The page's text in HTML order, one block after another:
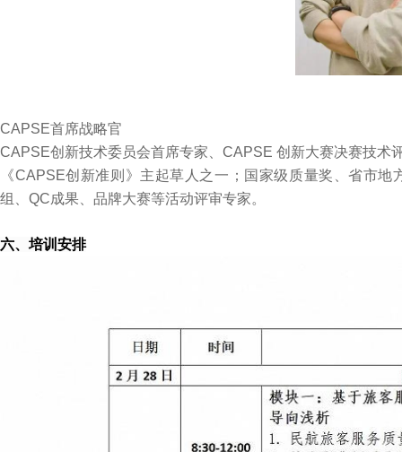
CAPSE首席战略官
CAPSE创新技术委员会首席专家、CAPSE 创新大赛决赛技术
《CAPSE创新准则》主起草人之一；国家级质量奖、省市
组、QC成果、品牌大赛等活动评审专家。
六、培训安排